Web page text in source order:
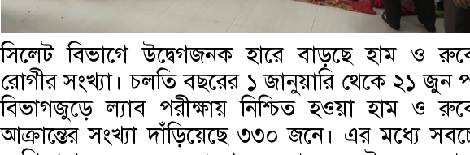
সিলেট বিভাগে উদ্বেগজনক হারে বাড়ছে হাম ও
রোগীর সংখ্যা। চলতি বছরের ১ জানুয়ারি থেকে ২১ জুন
বিভাগজুড়ে ল্যাব পরীক্ষায় নিশ্চিত হওয়া হাম ও
আক্রান্তের সংখ্যা দাঁড়িয়েছে ৩৩০ জনে। এর মধ্যে